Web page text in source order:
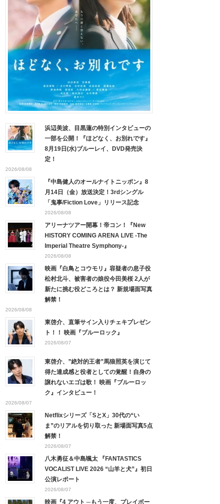
浜辺美波、目黒蓮の特別インタビューの
一部を公開！『ほどなく、お別れです』
8月19日(水)ブルーレイ、DVD発売決
定！
2026/08/08
『中島健人のオールナイトニッポン』8
月14日（金）放送決定！3rdシングル
「鬼事/Fiction Love」リリース記念
2026/08/08
アリーナツアー開幕！帝コン！『New
HISTORY COMING ARENA LIVE -The
Imperial Theatre Symphony-』
2026/08/08
映画『白鳥とコウモリ』容疑者の息子役
松村北斗、被害者の娘役今田美桜 2人が
新たに挑む役どころとは？ 新規場面写真
解禁！
2026/08/08
東啓介、直筆サイン入りチェキプレゼン
ト！！ 映画『ブルーロック』
2026/08/07
東啓介、”絶対的王者”馬狼照英を演じて
得た達成感と役者としての覚醒！自身の
譲れないエゴは歌！ 映画『ブルーロッ
ク』インタビュー！
2026/08/07
Netflixシリーズ「SとX」30代の“い
ま”のリアルを切り取った 新場面写真5点
解禁！
2026/08/07
八木勇征＆中島颯太 『FANTASTICS
VOCALIST LIVE 2026 “山羊と犬”』初日
公演レポート
2026/08/07
映画『4 アウト ─もう一度、プレイボー